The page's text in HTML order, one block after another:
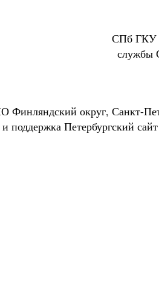
СПб ГКУ
службы
Финляндский округ, Санкт-
поддержка Петербургский сайт